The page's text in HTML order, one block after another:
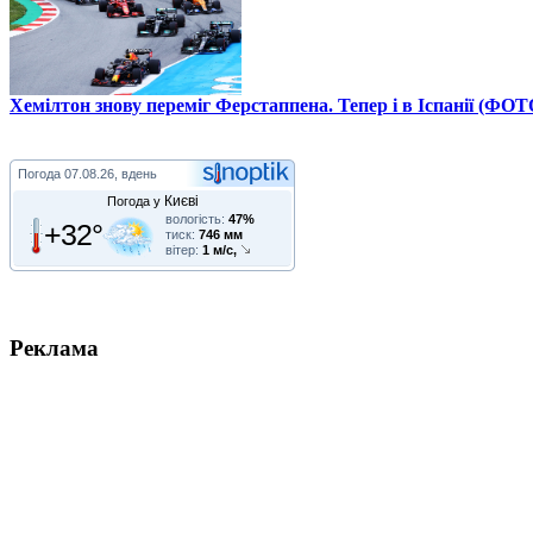
Хемілтон знову переміг Ферстаппена. Тепер і в Іспанії
Погода 07.08.26, вдень
Погода у Києві
+32° вологість: 47%
тиск: 746 мм
вітер: 1 м/с,
Реклама